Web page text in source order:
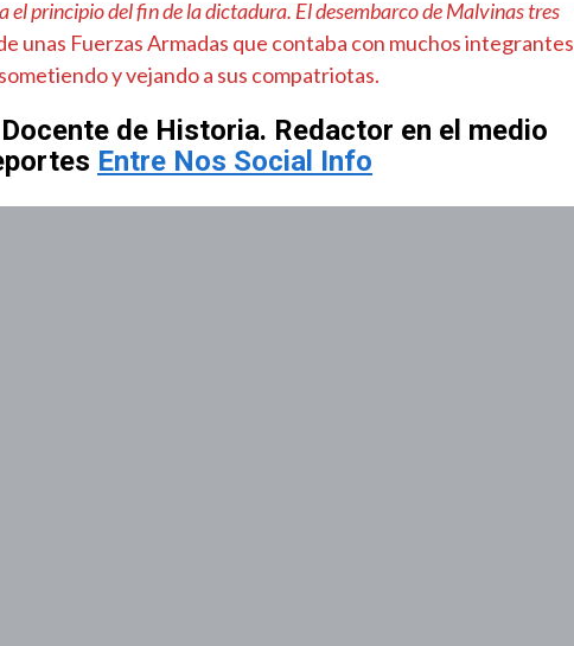
principio del fin de la dictadura. El desembarco de Malvinas tres
unas Fuerzas Armadas que contaba con muchos integrantes
y vejando a sus compatriotas.
Docente de Historia. Redactor en el medio
Entre Nos Social Info